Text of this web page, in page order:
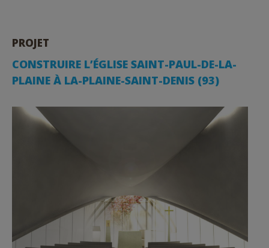
PROJET
CONSTRUIRE L’ÉGLISE SAINT-PAUL-DE-LA-
PLAINE À LA-PLAINE-SAINT-DENIS (93)